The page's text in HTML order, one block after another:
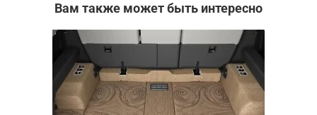
Вам также может быть интересно